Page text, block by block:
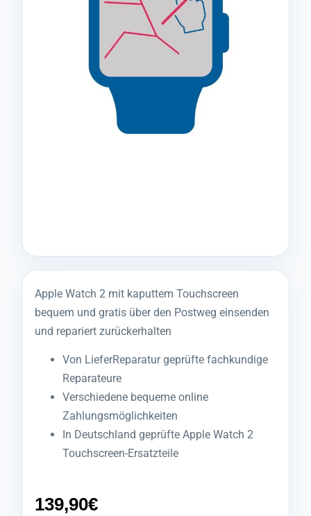
Apple Watch 2 mit kaputtem Touchscreen
bequem und gratis über den Postweg einsenden
und repariert zurückerhalten
Von LieferReparatur geprüfte fachkundige
Reparateure
Verschiedene bequeme online
Zahlungsmöglichkeiten
In Deutschland geprüfte Apple Watch 2
Touchscreen-Ersatzteile
139,90€